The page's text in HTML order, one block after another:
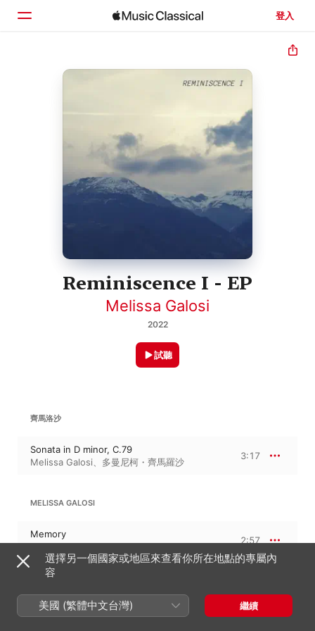
登入
首頁
Reminiscence I - EP
Melissa Galosi
2022
試聽
齊馬洛沙
Sonata in D minor, C.79
Melissa Galosi、 多曼尼柯・齊馬羅沙
3:17
MELISSA GALOSI
Memory
Melissa Galosi
2:57
Sonata in E flat major, C.37
選擇另一個國家或地區來查看你所在地點的專屬內
容
美國 (繁體中文台灣) 繼續